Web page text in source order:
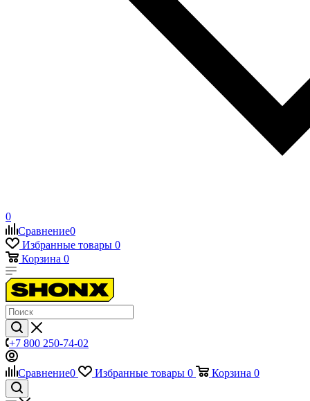
0
Сравнение0
Избранные товары 0
Корзина 0
+7 800 250-74-02
Сравнение0 Избранные товары 0 Корзина 0